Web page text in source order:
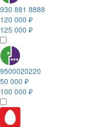
930 881 8888
120 000 ₽
125 000 ₽
9500020220
50 000 ₽
100 000 ₽